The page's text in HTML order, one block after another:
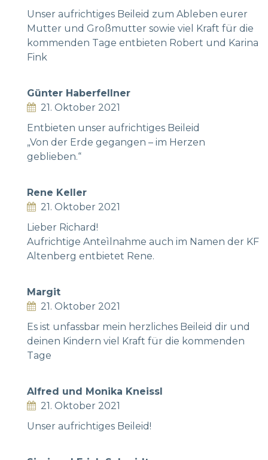
Unser aufrichtiges Beileid zum Ableben eurer
Mutter und Großmutter sowie viel Kraft für die
kommenden Tage entbieten Robert und Karina
Fink
Günter Haberfellner
21. Oktober 2021
Entbieten unser aufrichtiges Beileid
„Von der Erde gegangen – im Herzen
geblieben.“
Rene Keller
21. Oktober 2021
Lieber Richard!
Aufrichtige Anteìlnahme auch im Namen der KF
Altenberg entbietet Rene.
Margit
21. Oktober 2021
Es ist unfassbar mein herzliches Beileid dir und
deinen Kindern viel Kraft für die kommenden
Tage
Alfred und Monika Kneissl
21. Oktober 2021
Unser aufrichtiges Beileid!